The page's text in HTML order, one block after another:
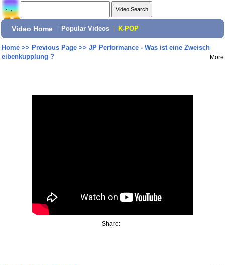
Video Home Popular Videos K-POP
Home>> Previous Page>> JP Performance - Was ist eine Zweisch
eibenkupplung ?
More
Share: